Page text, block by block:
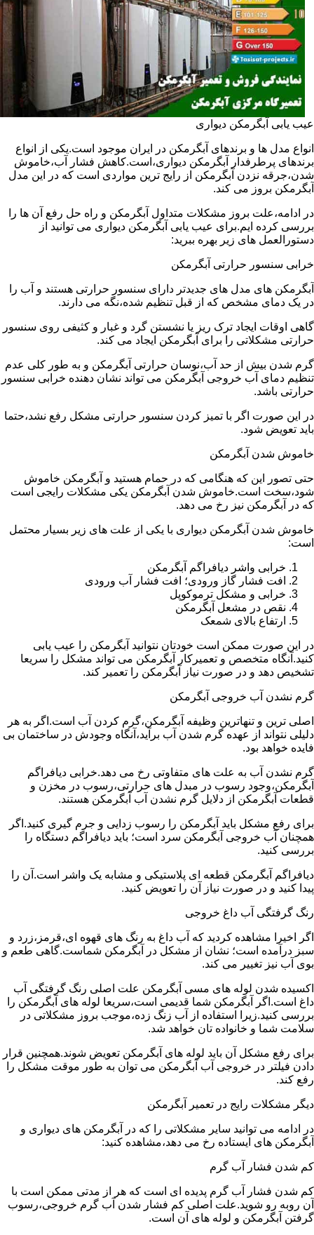
عیب یابی آبگرمکن دیواری
انواع مدل ها و برندهای آبگرمکن در ایران موجود است.یکی از انواع
برندهای پرطرفدار آبگرمکن دیواری،است.کاهش فشار آب،خاموش
شدن،جرقه نزدن آبگرمکن از رایج ترین مواردی است که در این مدل
آبگرمکن بروز می کند.
در ادامه،علت بروز مشکلات متداول آبگرمکن و راه حل رفع آن ها را
بررسی کرده ایم.برای عیب یابی آبگرمکن دیواری می توانید از
دستورالعمل های زیر بهره ببرید:
خرابی سنسور حرارتی آبگرمکن
آبگرمکن های مدل های جدیدتر دارای سنسور حرارتی هستند و آب را
در یک دمای مشخص که از قبل تنظیم شده،نگه می دارند.
گاهی اوقات ایجاد ترک ریز یا نشستن گرد و غبار و کثیفی روی سنسور
حرارتی مشکلاتی را برای آبگرمکن ایجاد می کند.
گرم شدن بیش از حد آب،نوسان حرارتی آبگرمکن و به طور کلی عدم
تنظیم دمای آب خروجی آبگرمکن می تواند نشان دهنده خرابی سنسور
حرارتی باشد.
در این صورت اگر با تمیز کردن سنسور حرارتی مشکل رفع نشد،حتما
باید تعویض شود.
خاموش شدن آبگرمکن
حتی تصور این که هنگامی که در حمام هستید و آبگرمکن خاموش
شود،سخت است.خاموش شدن آبگرمکن یکی مشکلات رایجی است
که در آبگرمکن نیز رخ می دهد.
خاموش شدن آبگرمکن دیواری با یکی از علت های زیر بسیار محتمل
است:
خرابی واشر دیافراگم آبگرمکن
افت فشار گاز ورودی؛ افت فشار آب ورودی
خرابی و مشکل ترموکوپل
نقص در مشعل آبگرمکن
ارتفاع بالای شمعک
در این صورت ممکن است خودتان نتوانید آبگرمکن را عیب یابی
کنید.آنگاه متخصص و تعمیرکار آبگرمکن می تواند مشکل را سریعا
تشخیص دهد و در صورت نیاز آبگرمکن را تعمیر کند.
گرم نشدن آب خروجی آبگرمکن
اصلی ترین و تنهاترین وظیفه آبگرمکن،گرم کردن آب است.اگر به هر
دلیلی نتواند از عهده گرم شدن آب برآید،آنگاه وجودش در ساختمان بی
فایده خواهد بود.
گرم نشدن آب به علت های متفاوتی رخ می دهد.خرابی دیافراگم
آبگرمکن،وجود رسوب در مبدل های حرارتی،رسوب در مخزن و
قطعات آبگرمکن از دلایل گرم نشدن آب آبگرمکن هستند.
برای رفع مشکل باید آبگرمکن را رسوب زدایی و جرم گیری کنید.اگر
همچنان آب خروجی آبگرمکن سرد است؛ باید دیافراگم دستگاه را
بررسی کنید.
دیافراگم آبگرمکن قطعه ای پلاستیکی و مشابه یک واشر است.آن را
پیدا کنید و در صورت نیاز آن را تعویض کنید.
رنگ گرفتگی آب داغ خروجی
اگر اخیرا مشاهده کردید که آب داغ به رنگ های قهوه ای،قرمز،زرد و
سبز درآمده است؛ نشان از مشکل در آبگرمکن شماست.گاهی طعم و
بوی آب نیز تغییر می کند.
اکسیده شدن لوله های مسی آبگرمکن علت اصلی رنگ گرفتگی آب
داغ است.اگر آبگرمکن شما قدیمی است،سریعا لوله های آبگرمکن را
بررسی کنید.زیرا استفاده از آب زنگ زده،موجب بروز مشکلاتی در
سلامت شما و خانواده تان خواهد شد.
برای رفع مشکل آن باید لوله های آبگرمکن تعویض شوند.همچنین قرار
دادن فیلتر در خروجی آب آبگرمکن می توان به طور موقت مشکل را
رفع کند.
دیگر مشکلات رایج در تعمیر آبگرمکن
در ادامه می توانید سایر مشکلاتی را که در آبگرمکن های دیواری و
آبگرمکن های ایستاده رخ می دهد،مشاهده کنید:
کم شدن فشار آب گرم
کم شدن فشار آب گرم پدیده ای است که هر از مدتی ممکن است با
آن روبه رو شوید.علت اصلی کم فشار شدن آب گرم خروجی،رسوب
گرفتن آبگرمکن و لوله های آن است.